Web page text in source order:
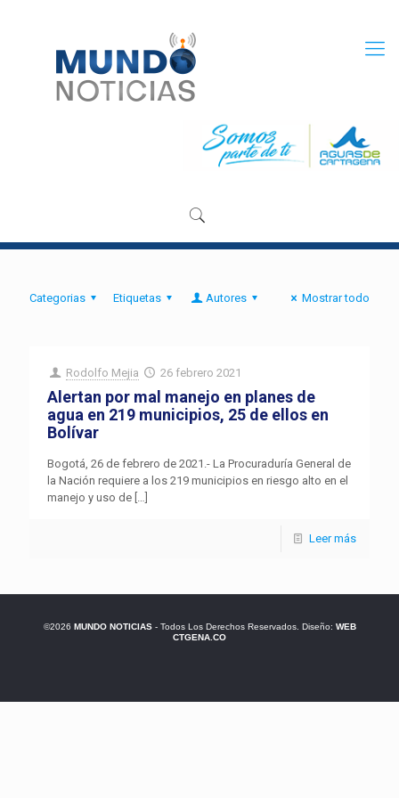
Categorias Etiquetas Autores Mostrar todo
Rodolfo Mejia 26 febrero 2021
Alertan por mal manejo en planes de
agua en 219 municipios, 25 de ellos en
Bolívar
Bogotá, 26 de febrero de 2021.- La Procuraduría General de
la Nación requiere a los 219 municipios en riesgo alto en el
manejo y uso de […]
Leer más
©2026 MUNDO NOTICIAS- Todos Los Derechos Reservados. Diseño: WEB
CTGENA.CO